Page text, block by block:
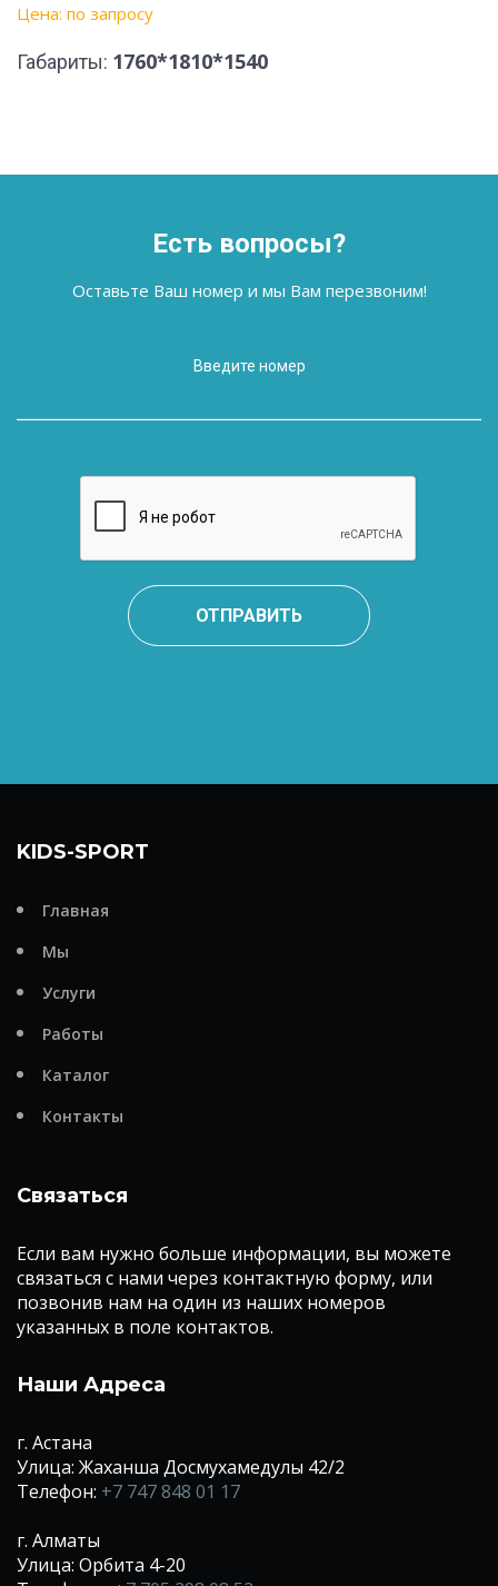
Цена: по запросу
Габариты: 1760*1810*1540
Есть вопросы?
Оставьте Ваш номер и мы Вам перезвоним!
ОТПРАВИТЬ
KIDS-SPORT
Главная
Мы
Услуги
Работы
Каталог
Контакты
Связаться
Если вам нужно больше информации, вы можете
связаться с нами через контактную форму, или
позвонив нам на один из наших номеров
указанных в поле контактов.
Наши Адреса
г. Астана
Улица: Жаханша Досмухамедулы 42/2
Телефон: +7 747 848 01 17
г. Алматы
Улица: Орбита 4-20